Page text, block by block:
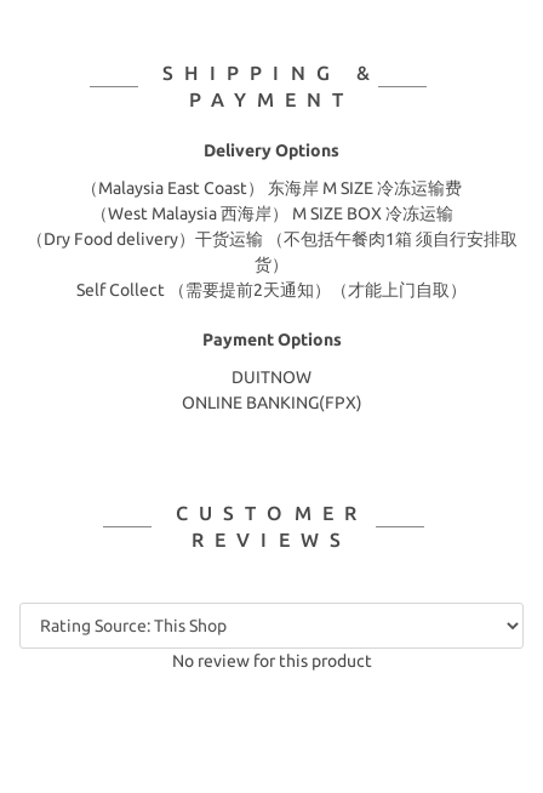
SHIPPING &
PAYMENT
Delivery Options
（Malaysia East Coast） 东海岸 M SIZE 冷冻运输费
（West Malaysia 西海岸） M SIZE BOX 冷冻运输
（Dry Food delivery）干货运输 （不包括午餐肉1箱 须自行安排取
货）
Self Collect （需要提前2天通知）（才能上门自取）
Payment Options
DUITNOW
ONLINE BANKING(FPX)
CUSTOMER
REVIEWS
No review for this product